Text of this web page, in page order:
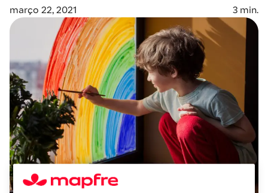
março 22, 2021
3 min.